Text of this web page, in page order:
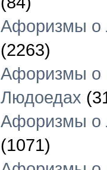
Афоризмы о
(2263)
Афоризмы о
Людоедах
Афоризмы о
(1071)